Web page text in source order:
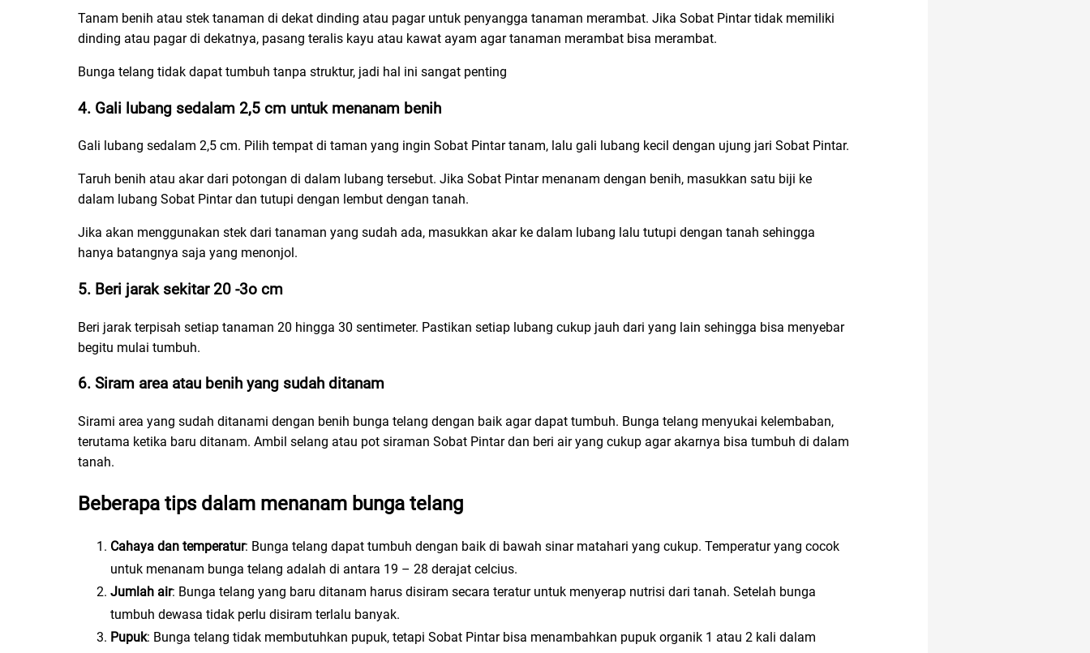
Tanam benih atau stek tanaman di dekat dinding atau pagar untuk penyangga tanaman merambat. Jika Sobat Pintar tidak memiliki
dinding atau pagar di dekatnya, pasang teralis kayu atau kawat ayam agar tanaman merambat bisa merambat.
Bunga telang tidak dapat tumbuh tanpa struktur, jadi hal ini sangat penting
4. Gali lubang sedalam 2,5 cm untuk menanam benih
Gali lubang sedalam 2,5 cm. Pilih tempat di taman yang ingin Sobat Pintar tanam, lalu gali lubang kecil dengan ujung jari Sobat Pintar.
Taruh benih atau akar dari potongan di dalam lubang tersebut. Jika Sobat Pintar menanam dengan benih, masukkan satu biji ke
dalam lubang Sobat Pintar dan tutupi dengan lembut dengan tanah.
Jika akan menggunakan stek dari tanaman yang sudah ada, masukkan akar ke dalam lubang lalu tutupi dengan tanah sehingga
hanya batangnya saja yang menonjol.
5. Beri jarak sekitar 20 -3o cm
Beri jarak terpisah setiap tanaman 20 hingga 30 sentimeter. Pastikan setiap lubang cukup jauh dari yang lain sehingga bisa menyebar
begitu mulai tumbuh.
6. Siram area atau benih yang sudah ditanam
Sirami area yang sudah ditanami dengan benih bunga telang dengan baik agar dapat tumbuh. Bunga telang menyukai kelembaban,
terutama ketika baru ditanam. Ambil selang atau pot siraman Sobat Pintar dan beri air yang cukup agar akarnya bisa tumbuh di dalam
tanah.
Beberapa tips dalam menanam bunga telang
Cahaya dan temperatur: Bunga telang dapat tumbuh dengan baik di bawah sinar matahari yang cukup. Temperatur yang cocok
untuk menanam bunga telang adalah di antara 19 – 28 derajat celcius.
Jumlah air: Bunga telang yang baru ditanam harus disiram secara teratur untuk menyerap nutrisi dari tanah. Setelah bunga
tumbuh dewasa tidak perlu disiram terlalu banyak.
Pupuk: Bunga telang tidak membutuhkan pupuk, tetapi Sobat Pintar bisa menambahkan pupuk organik 1 atau 2 kali dalam